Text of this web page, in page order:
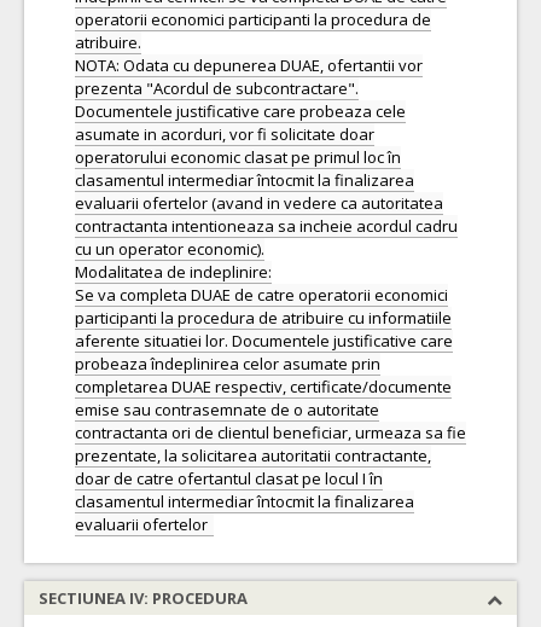
operatorii economici participanti la procedura de
atribuire.
NOTA: Odata cu depunerea DUAE, ofertantii vor
prezenta "Acordul de subcontractare".
Documentele justificative care probeaza cele
asumate in acorduri, vor fi solicitate doar
operatorului economic clasat pe primul loc în
clasamentul intermediar întocmit la finalizarea
evaluarii ofertelor (avand in vedere ca autoritatea
contractanta intentioneaza sa incheie acordul cadru
cu un operator economic).
Modalitatea de indeplinire:
Se va completa DUAE de catre operatorii economici
participanti la procedura de atribuire cu informatiile
aferente situatiei lor. Documentele justificative care
probeaza îndeplinirea celor asumate prin
completarea DUAE respectiv, certificate/documente
emise sau contrasemnate de o autoritate
contractanta ori de clientul beneficiar, urmeaza sa fie
prezentate, la solicitarea autoritatii contractante,
doar de catre ofertantul clasat pe locul I în
clasamentul intermediar întocmit la finalizarea
SECTIUNEA IV: PROCEDURA